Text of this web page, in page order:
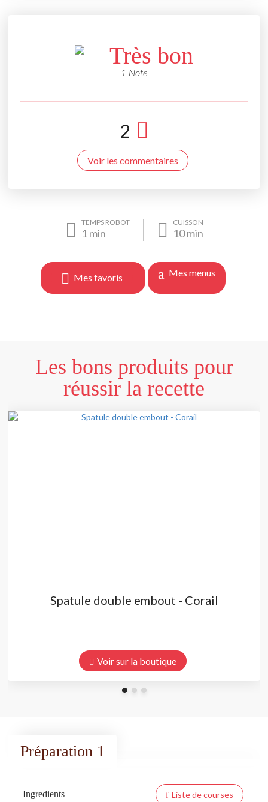
Très bon
1 Note
2
Voir les commentaires
TEMPS ROBOT
1 min
CUISSON
10min
Mes favoris Mes menus
Les bons produits pour
réussir la recette
Spatule double embout - Corail
Voir sur la boutique
Préparation 1
Ingredients Liste de courses